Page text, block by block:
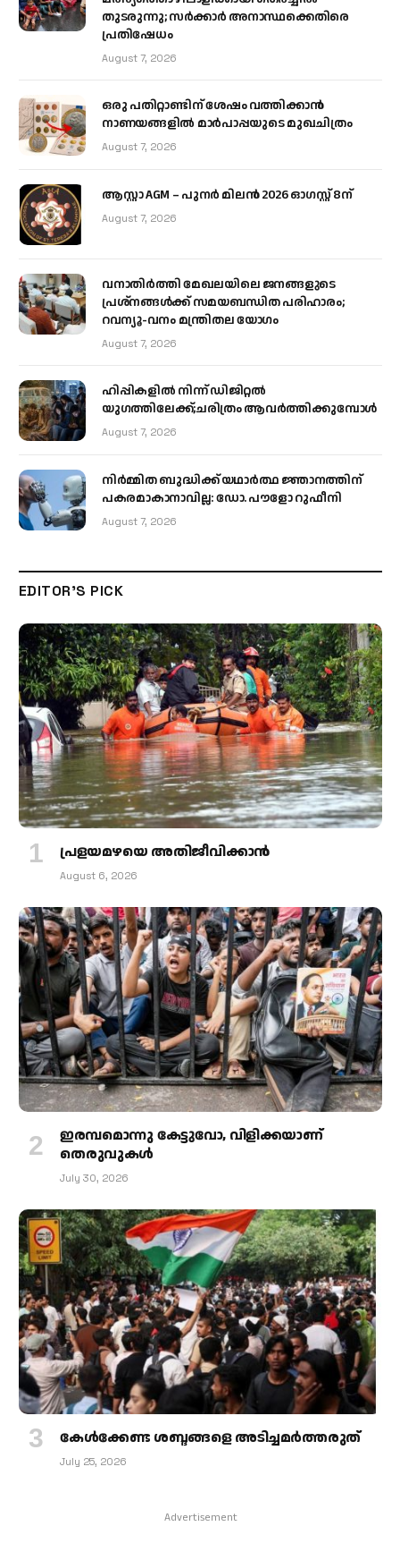
തുടരുന്നു; സർക്കാർ അനാസ്ഥക്കെതിരെ
പ്രതിഷേധം
August 7, 2026
ഒരു പതിറ്റാണ്ടിന് ശേഷം വത്തിക്കാൻ
നാണയങ്ങളിൽ മാർപാപ്പയുടെ മുഖചിത്രം
August 7, 2026
ആസ്റ്റാ AGM – പുനർ മിലൻ 2026 ഓഗസ്റ്റ് 8ന്
August 7, 2026
വനാതിർത്തി മേഖലയിലെ ജനങ്ങളുടെ
പ്രശ്നങ്ങൾക്ക് സമയബന്ധിത പരിഹാരം;
റവന്യൂ-വനം മന്ത്രിതല യോഗം
August 7, 2026
ഹിപ്പികളില്‍ നിന്ന് ഡിജിറ്റല്‍
യുഗത്തിലേക്ക്;ചരിത്രം ആവര്‍ത്തിക്കുമ്പോള്‍
August 7, 2026
നിർമ്മിത ബുദ്ധിക്ക് യഥാർത്ഥ ജ്ഞാനത്തിന്
പകരമാകാനാവില്ല: ഡോ. പൗളോ റുഫീനി
August 7, 2026
EDITOR'S PICK
പ്രളയമഴയെ അതിജീവിക്കാന്‍
August 6, 2026
ഇരമ്പമൊന്നു കേട്ടുവോ, വിളിക്കയാണ്
തെരുവുകള്‍
July 30, 2026
കേള്‍ക്കേണ്ട ശബ്ദങ്ങളെ അടിച്ചമര്‍ത്തരുത്
July 25, 2026
Advertisement